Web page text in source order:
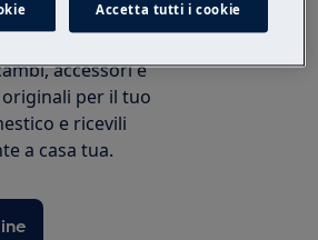
accessori Electrolux
accessori e
per il tuo
e ricevili
a casa tua.
Accetta tutti i cookie